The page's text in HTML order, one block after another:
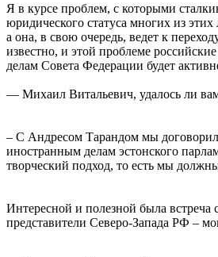
Я в курсе проблем, с которыми
юридического статуса многих из
а она, в свою очередь, ведет к
известно, и этой проблеме
делам Совета Федерации будет
— Михаил Витальевич, удалось ли
– С Андресом Тарандом мы
иностранным делам эстонского
творческий подход, то есть мы
Интересной и полезной была
представители Северо-Запада РФ –